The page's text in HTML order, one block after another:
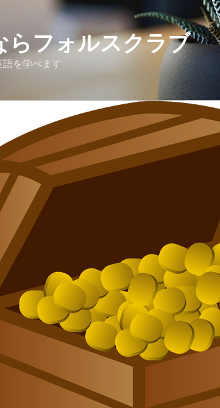
らフォルスクラブ
語を学べます